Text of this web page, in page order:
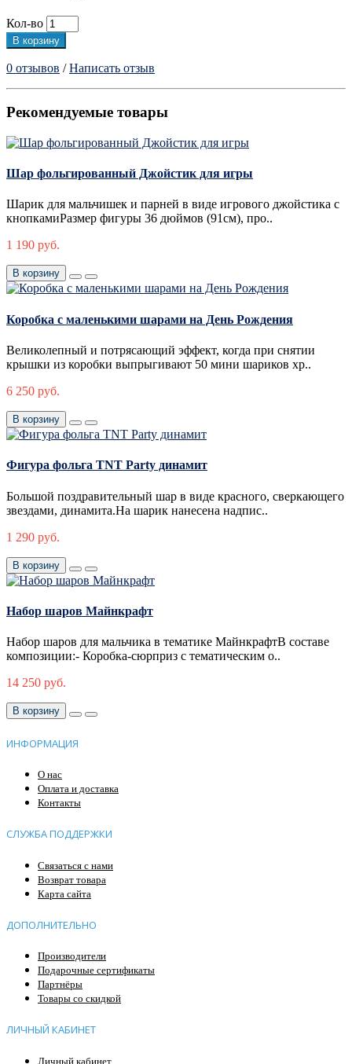
Кол-во
В корзину
0 отзывов /Написать отзыв
Рекомендуемые товары
Шар фольгированный Джойстик для игры
Шарик для мальчишек и парней в виде игрового джойстика с
кнопкамиРазмер фигуры 36 дюймов (91см), про..
1 190 руб.
В корзину
Коробка с маленькими шарами на День Рождения
Великолепный и потрясающий эффект, когда при снятии
крышки из коробки выпрыгивают 50 мини шариков хр..
6 250 руб.
В корзину
Фигура фольга TNT Party динамит
Большой поздравительный шар в виде красного, сверкающего
звездами, динамита.На шарик нанесена надпис..
1 290 руб.
В корзину
Набор шаров Майнкрафт
Набор шаров для мальчика в тематике МайнкрафтВ составе
композиции:- Коробка-сюрприз с тематическим о..
14 250 руб.
В корзину
ИНФОРМАЦИЯ
О нас
Оплата и доставка
Контакты
СЛУЖБА ПОДДЕРЖКИ
Связаться с нами
Возврат товара
Карта сайта
ДОПОЛНИТЕЛЬНО
Производители
Подарочные сертификаты
Партнёры
Товары со скидкой
ЛИЧНЫЙ КАБИНЕТ
Личный кабинет